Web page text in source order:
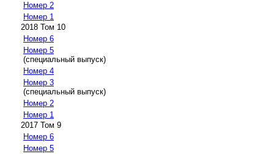
Номер 2
Номер 1
2018 Том 10
Номер 6
Номер 5
(специальный выпуск)
Номер 4
Номер 3
(специальный выпуск)
Номер 2
Номер 1
2017 Том 9
Номер 6
Номер 5